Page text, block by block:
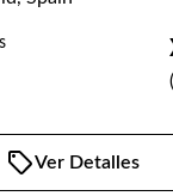
Ver Detalles